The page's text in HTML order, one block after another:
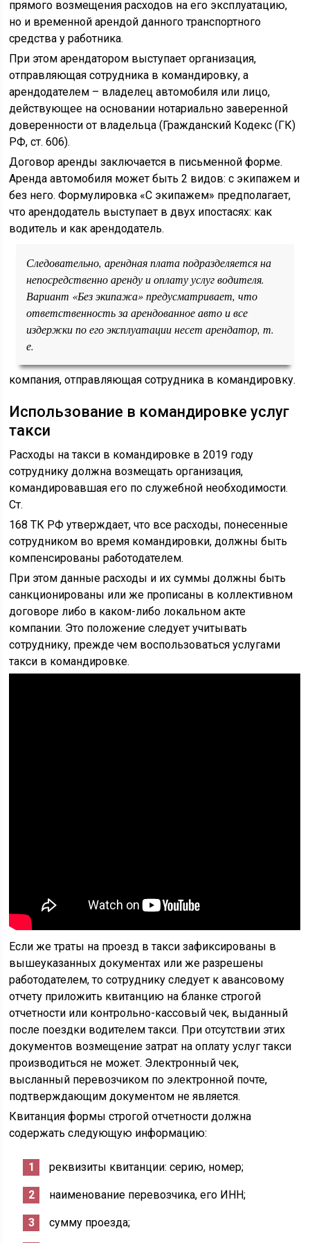
прямого возмещения расходов на его эксплуатацию,
но и временной арендой данного транспортного
средства у работника.
При этом арендатором выступает организация,
отправляющая сотрудника в командировку, а
арендодателем – владелец автомобиля или лицо,
действующее на основании нотариально заверенной
доверенности от владельца (Гражданский Кодекс (ГК)
РФ, ст. 606).
Договор аренды заключается в письменной форме.
Аренда автомобиля может быть 2 видов: с экипажем и
без него. Формулировка «С экипажем» предполагает,
что арендодатель выступает в двух ипостасях: как
водитель и как арендодатель.
Следовательно, арендная плата подразделяется на
непосредственно аренду и оплату услуг водителя.
Вариант «Без экипажа» предусматривает, что
ответственность за арендованное авто и все
издержки по его эксплуатации несет арендатор, т.
е.
компания, отправляющая сотрудника в командировку.
Использование в командировке услуг
такси
Расходы на такси в командировке в 2019 году
сотруднику должна возмещать организация,
командировавшая его по служебной необходимости.
Ст.
168 ТК РФ утверждает, что все расходы, понесенные
сотрудником во время командировки, должны быть
компенсированы работодателем.
При этом данные расходы и их суммы должны быть
санкционированы или же прописаны в коллективном
договоре либо в каком-либо локальном акте
компании. Это положение следует учитывать
сотруднику, прежде чем воспользоваться услугами
такси в командировке.
Если же траты на проезд в такси зафиксированы в
вышеуказанных документах или же разрешены
работодателем, то сотруднику следует к авансовому
отчету приложить квитанцию на бланке строгой
отчетности или контрольно-кассовый чек, выданный
после поездки водителем такси. При отсутствии этих
документов возмещение затрат на оплату услуг такси
производиться не может. Электронный чек,
высланный перевозчиком по электронной почте,
подтверждающим документом не является.
Квитанция формы строгой отчетности должна
содержать следующую информацию:
реквизиты квитанции: серию, номер;
наименование перевозчика, его ИНН;
сумму проезда;